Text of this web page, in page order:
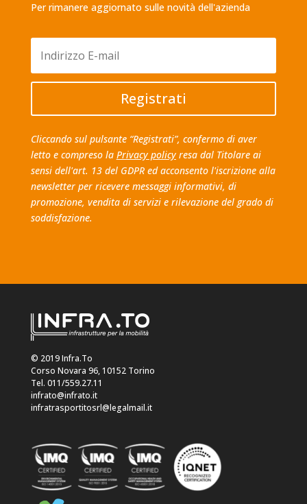
Per rimanere aggiornato sulle novità dell'azienda
Registrati
Cliccando sul pulsante “Registrati”, confermo di aver
letto e compreso la Privacy policyresa dal Titolare ai
sensi dell'art. 13 del GDPR ed acconsento l'iscrizione alla
newsletter per ricevere messaggi informativi, di
promozione, vendita di servizi e rilevazione del grado di
soddisfazione.
© 2019 Infra.To
Corso Novara 96, 10152 Torino
Tel. 011/559.27.11
infrato@infrato.it
infratrasportitosrl@legalmail.it